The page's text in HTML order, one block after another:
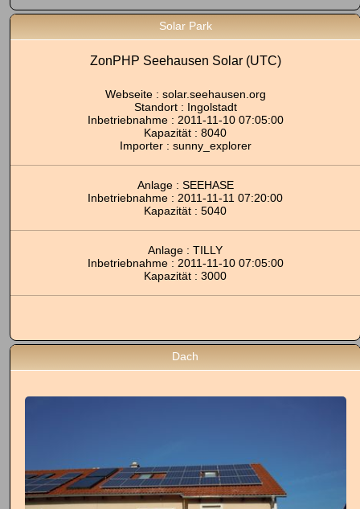
Solar Park
ZonPHP Seehausen Solar (UTC)
Webseite : solar.seehausen.org
Standort : Ingolstadt
Inbetriebnahme : 2011-11-10 07:05:00
Kapazität : 8040
Importer : sunny_explorer
Anlage : SEEHASE
Inbetriebnahme : 2011-11-11 07:20:00
Kapazität : 5040
Anlage : TILLY
Inbetriebnahme : 2011-11-10 07:05:00
Kapazität : 3000
Dach